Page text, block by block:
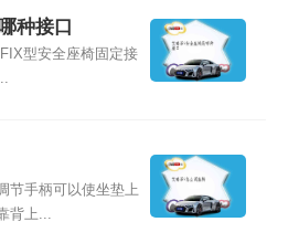
种接口
型安全座椅固定接
节手柄可以使坐垫上
背上...